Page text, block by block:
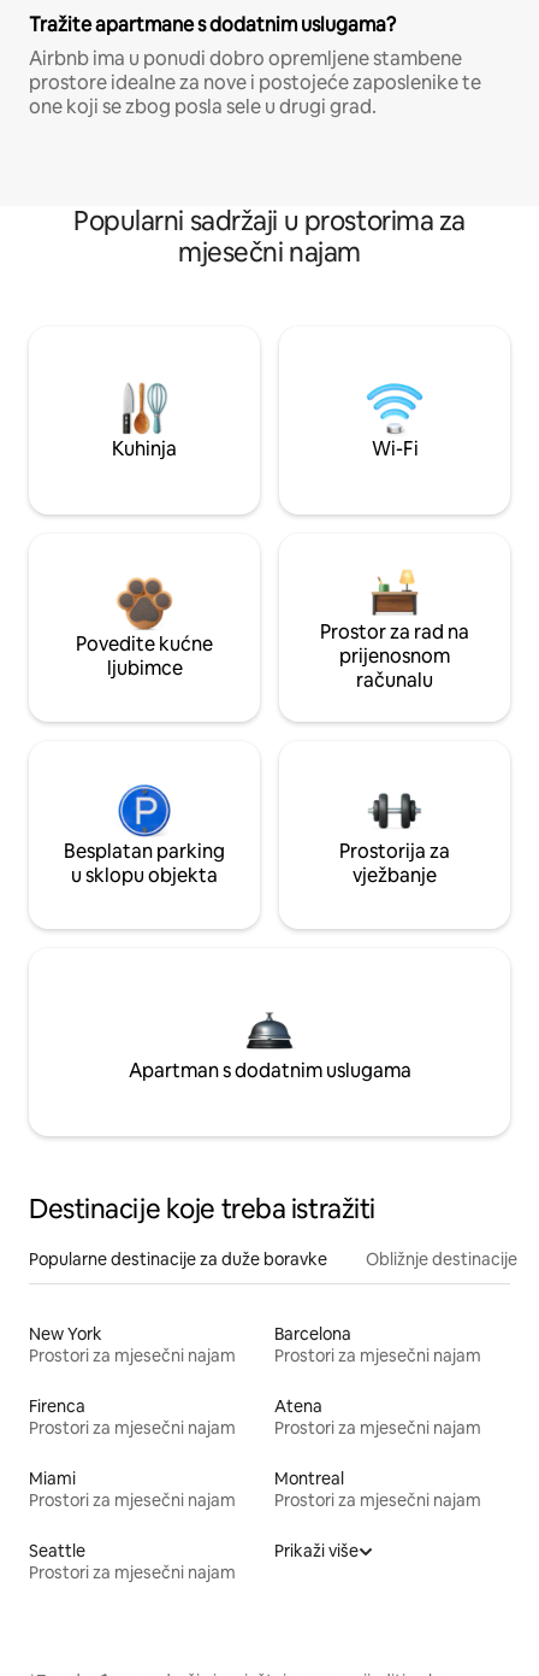
Tražite apartmane s dodatnim uslugama?
Airbnb ima u ponudi dobro opremljene stambene
prostore idealne za nove i postojeće zaposlenike te
one koji se zbog posla sele u drugi grad.
Popularni sadržaji u prostorima za
mjesečni najam
Kuhinja Wi-Fi
Povedite kućne
ljubimce
Prostor za rad na
prijenosnom
računalu
Besplatan parking
u sklopu objekta
Prostorija za
vježbanje
Apartman s dodatnim uslugama
Destinacije koje treba istražiti
Popularne destinacije za duže boravke Obližnje destinacije
New York
Prostori za mjesečni najam
Barcelona
Prostori za mjesečni najam
Firenca
Prostori za mjesečni najam
Atena
Prostori za mjesečni najam
Miami
Prostori za mjesečni najam
Montreal
Prostori za mjesečni najam
Seattle
Prostori za mjesečni najam
Prikaži više